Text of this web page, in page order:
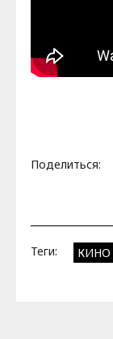
Поделиться:
Теги: КИНО